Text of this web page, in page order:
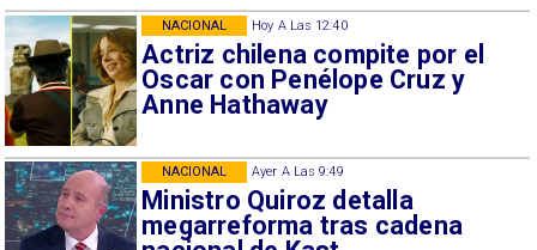
Hoy A Las 12:40
Actriz chilena compite por el
Oscar con Penélope Cruz y
Anne Hathaway
NACIONAL
Ayer A Las 9:49
Ministro Quiroz detalla
megarreforma tras cadena
NACIONAL